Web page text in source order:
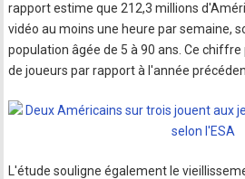
rapport estime que 212,3 millions
vidéo au moins une heure par semaine,
population âgée de 5 à 90 ans. Ce
de joueurs par rapport à l'année
L'étude souligne également le